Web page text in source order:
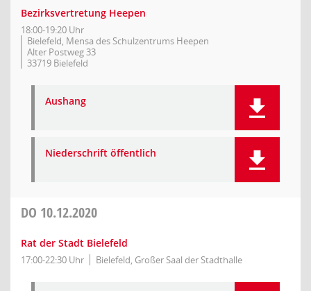
Bezirksvertretung Heepen
18:00-19:20 Uhr
Bielefeld, Mensa des Schulzentrums Heepen
Alter Postweg 33
33719 Bielefeld
Aushang
Niederschrift öffentlich
DO 10.12.2020
Rat der Stadt Bielefeld
17:00-22:30 Uhr Bielefeld, Großer Saal der Stadthalle